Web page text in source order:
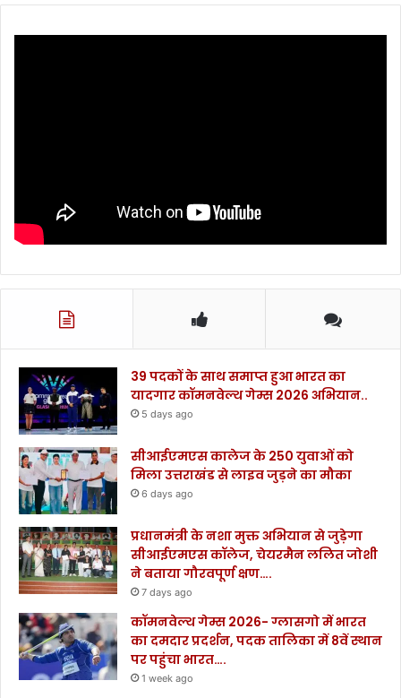
39 पदकों के साथ समाप्त हुआ भारत का
यादगार कॉमनवेल्थ गेम्स 2026 अभियान..
5 days ago
सीआईएमएस कालेज के 250 युवाओं को
मिला उत्तराखंड से लाइव जुड़ने का मौका
6 days ago
प्रधानमंत्री के नशा मुक्त अभियान से जुड़ेगा
सीआईएमएस कॉलेज, चेयरमैन ललित जोशी
ने बताया गौरवपूर्ण क्षण….
7 days ago
कॉमनवेल्थ गेम्स 2026- ग्लासगो में भारत
का दमदार प्रदर्शन, पदक तालिका में 8वें स्थान
पर पहुंचा भारत….
1 week ago